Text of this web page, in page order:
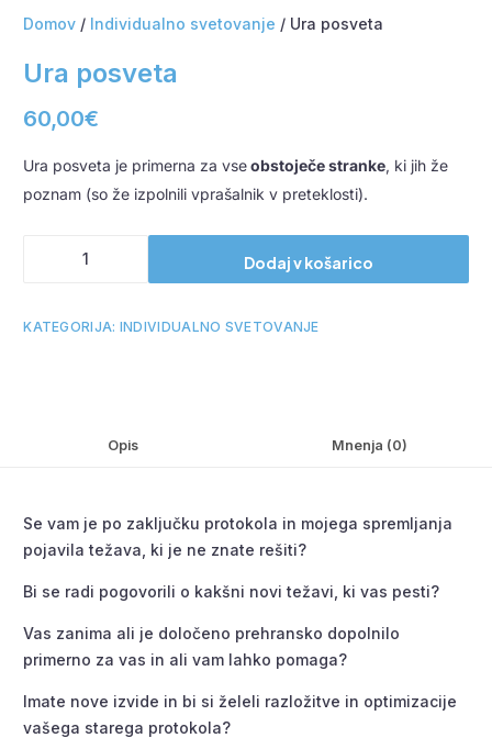
Domov / Individualno svetovanje / Ura posveta
Ura posveta
60,00€
Ura posveta je primerna za vseobstoječe stranke, ki jih že
poznam (so že izpolnili vprašalnik v preteklosti).
Dodaj v košarico
KATEGORIJA: INDIVIDUALNO SVETOVANJE
Opis Mnenja (0)
Se vam je po zaključku protokola in mojega spremljanja
pojavila težava, ki je ne znate rešiti?
Bi se radi pogovorili o kakšni novi težavi, ki vas pesti?
Vas zanima ali je določeno prehransko dopolnilo
primerno za vas in ali vam lahko pomaga?
Imate nove izvide in bi si želeli razložitve in optimizacije
vašega starega protokola?